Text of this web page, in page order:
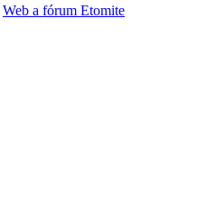
Web a fórum Etomite